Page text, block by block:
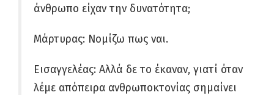
άνθρωπο είχαν την δυνατότητα;
Μάρτυρας: Νομίζω πως ναι.
Εισαγγελέας: Αλλά δε το έκαναν, γιατί όταν
λέμε απόπειρα ανθρωποκτονίας σημαίνει